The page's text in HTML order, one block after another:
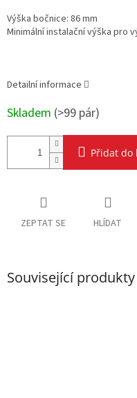
cena:
Výška bočnice: 86 mm
Minimální instalační výška pro
Detailní informace
Skladem (>99 pár)
Přidat do
ZEPTAT SE HLÍDAT
Související produkty